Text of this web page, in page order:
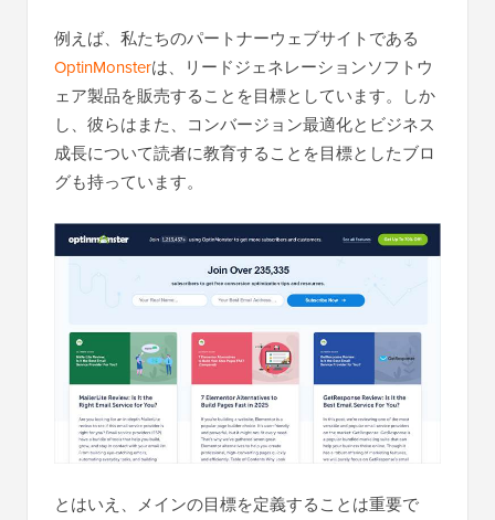
例えば、私たちのパートナーウェブサイトである
OptinMonsterは、リードジェネレーションソフトウ
ェア製品を販売することを目標としています。しか
し、彼らはまた、コンバージョン最適化とビジネス
成長について読者に教育することを目標としたブロ
グも持っています。
とはいえ、メインの目標を定義することは重要で